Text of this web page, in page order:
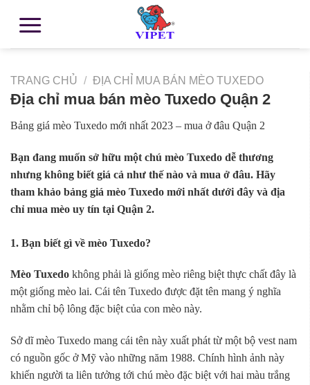
TRANG CHỦ / ĐỊA CHỈ MUA BÁN MÈO TUXEDO
Địa chỉ mua bán mèo Tuxedo Quận 2
Bảng giá mèo Tuxedo mới nhất 2023 – mua ở đâu Quận 2
Bạn đang muốn sở hữu một chú mèo Tuxedo dễ thương
nhưng không biết giá cả như thế nào và mua ở đâu. Hãy
tham khảo bảng giá mèo Tuxedo mới nhất dưới đây và địa
chỉ mua mèo uy tín tại Quận 2.
1. Bạn biết gì về mèo Tuxedo?
Mèo Tuxedo không phải là giống mèo riêng biệt thực chất đây là
một giống mèo lai. Cái tên Tuxedo được đặt tên mang ý nghĩa
nhằm chỉ bộ lông đặc biệt của con mèo này.
Sở dĩ mèo Tuxedo mang cái tên này xuất phát từ một bộ vest nam
có nguồn gốc ở Mỹ vào những năm 1988. Chính hình ảnh này
khiến người ta liên tưởng tới chú mèo đặc biệt với hai màu trắng